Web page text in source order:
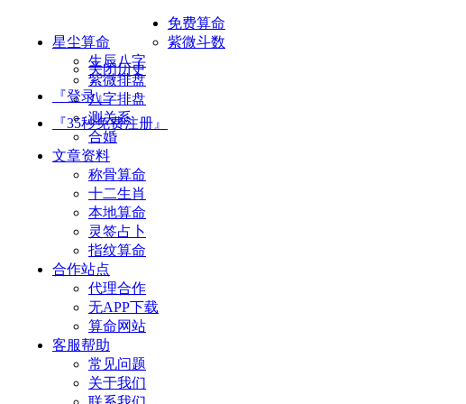
星尘算命
关闭历史
『登录』
『35秒免费注册』
免费算命
紫微斗数
生辰八字
紫微排盘
八字排盘
测关系
合婚
文章资料
称骨算命
十二生肖
本地算命
灵签占卜
指纹算命
合作站点
代理合作
无APP下载
算命网站
客服帮助
常见问题
关于我们